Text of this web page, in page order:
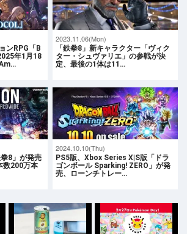
ンRPG「B
年1月18
2023.11.06(Mon)
「鉄拳8」新キャラクター「ヴィク
ター・シュヴァリエ」の参戦が決
定、最後の1体は11…
8」が発売
数200万本
2024.10.10(Thu)
PS5版、Xbox Series X|S版「ドラ
ゴンボール Sparking! ZERO」が発
売、ローンチトレー…